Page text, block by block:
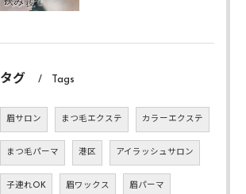
タグ Tags
眉サロン まつ毛エクステ カラーエクステ
まつ毛パーマ 港区 アイラッシュサロン
子連れOK 眉ワックス 眉パーマ